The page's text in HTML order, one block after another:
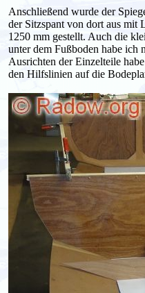
Anschließend wurde der
der Sitzspant von dort aus mit
1250 mm gestellt. Auch die
unter dem Fußboden habe ich
Ausrichten der Einzelteile
den Hilfslinien auf die